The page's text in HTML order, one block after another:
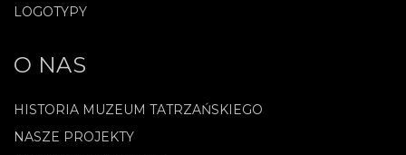
LOGOTYPY
O NAS
HISTORIA MUZEUM TATRZAŃSKIEGO
NASZE PROJEKTY